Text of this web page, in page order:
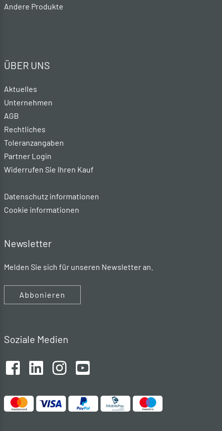
Andere Produkte
ÜBER UNS
Aktuelles
Unternehmen
AGB
Rechtliches
Toleranzangaben
Partner Login
Widerrufen Sie Ihren Kauf
Datenschutz informationen
Cookie informationen
Newsletter
Melden Sie sich für unseren Newsletter an.
Abbonieren
Soziale Medien